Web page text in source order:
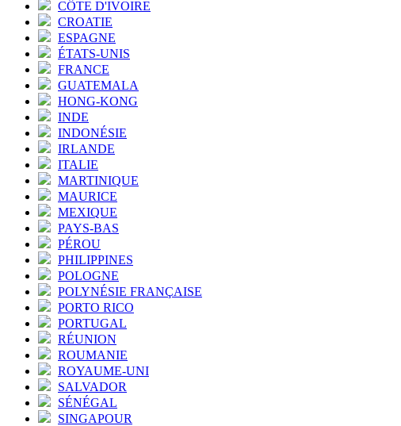
CÔTE D'IVOIRE
CROATIE
ESPAGNE
ÉTATS-UNIS
FRANCE
GUATEMALA
HONG-KONG
INDE
INDONÉSIE
IRLANDE
ITALIE
MARTINIQUE
MAURICE
MEXIQUE
PAYS-BAS
PÉROU
PHILIPPINES
POLOGNE
POLYNÉSIE FRANÇAISE
PORTO RICO
PORTUGAL
RÉUNION
ROUMANIE
ROYAUME-UNI
SALVADOR
SÉNÉGAL
SINGAPOUR